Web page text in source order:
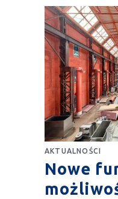
AKTUALNOŚCI
Nowe